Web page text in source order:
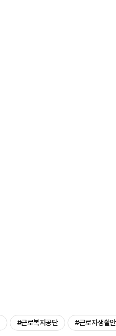
#근로복지공단 #근로자생활